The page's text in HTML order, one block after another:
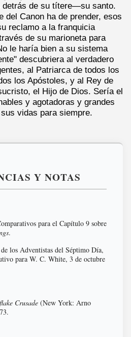
detrás de su títere—su santo.
del Canon ha de prender, esos
reclamo a la franquicia
de su marioneta para
le haría bien a su sistema
descubriera al verdadero
al Patriarca de todos los
los Apóstoles, y al Rey de
el Hijo de Dios. Sería el
y agotadoras y grandes
vidas para siempre.
Y NOTAS
para el Capítulo 9 sobre
.
los Adventistas del Séptimo Día,
para W. C. White, 3 de octubre
Crusade (New York: Arno